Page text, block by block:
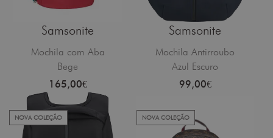
Samsonite
Mochila com Aba
Bege
165,00€
Samsonite
Mochila Antirroubo
Azul Escuro
99,00€
NOVA COLEÇÃO NOVA COLEÇÃO